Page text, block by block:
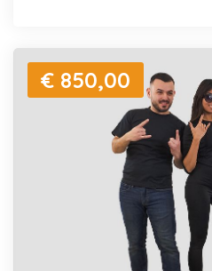
€ 850,00